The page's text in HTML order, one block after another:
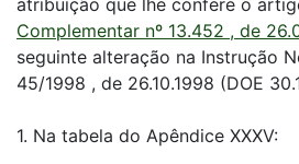
atribuição que lhe confere o
Complementar nº 13.452 , de
seguinte alteração na Instrução
45/1998 , de 26.10.1998 (DOE
1. Na tabela do Apêndice XXXV: